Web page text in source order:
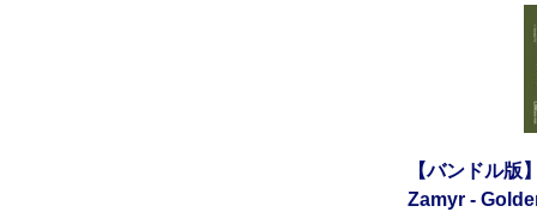
【バンドル
Zamyr -